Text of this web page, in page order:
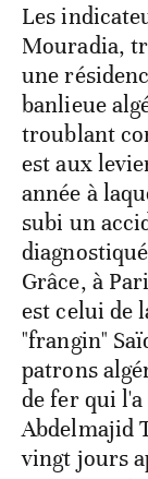
Les
Mouradia,
une
banlieue
troublant
est aux
année à
subi un
Grâce, à
est celui de
"frangin"
patrons
de fer qui
Abdelmajid
vingt jours